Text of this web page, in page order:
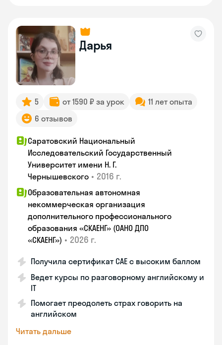
Дарья
5 от 1590 ₽ за урок
11 лет опыта
6 отзывов
Саратовский Национальный
Исследовательский Государственный
Университет имени Н. Г.
Чернышевского • 2016 г.
Образовательная автономная
некоммерческая организация
дополнительного профессионального
образования «СКАЕНГ» (ОАНО ДПО
«СКАЕНГ») • 2026 г.
Получила сертификат CAE с высоким баллом
Ведет курсы по разговорному английскому и
IT
Помогает преодолеть страх говорить на
английском
Читать дальше